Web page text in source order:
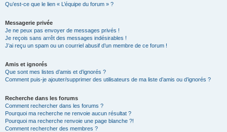
Qu’est-ce que le lien « L’équipe du forum » ?
Messagerie privée
Je ne peux pas envoyer de messages privés !
Je reçois sans arrêt des messages indésirables !
J’ai reçu un spam ou un courriel abusif d’un membre de ce forum !
Amis et ignorés
Que sont mes listes d’amis et d’ignorés ?
Comment puis-je ajouter/supprimer des utilisateurs de ma liste d’amis ou d’ignorés ?
Recherche dans les forums
Comment rechercher dans les forums ?
Pourquoi ma recherche ne renvoie aucun résultat ?
Pourquoi ma recherche renvoie une page blanche ?!
Comment rechercher des membres ?